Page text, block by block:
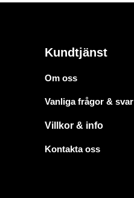
Kundtjänst
Om oss
Vanliga frågor & svar
Villkor & info
Kontakta oss